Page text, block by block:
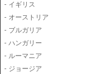
- イギリス
- オーストリア
- ブルガリア
- ハンガリー
- ルーマニア
- ジョージア